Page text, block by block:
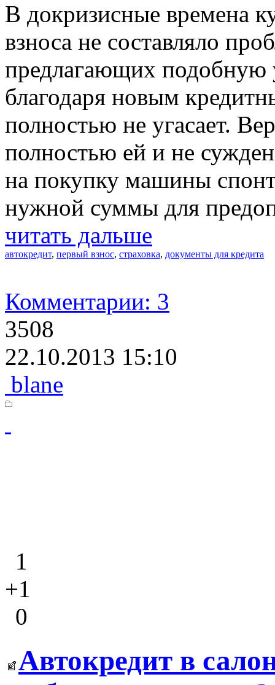
В докризисные времена
взноса не составляло
предлагающих подобную
благодаря новым
полностью не угасает.
полностью ей и не
на покупку машины
нужной суммы для
читать дальше
автокредит, первый взнос, страховка, документы для кредита
Комментарии: 3
3508
22.10.2013 15:10
blane
1
+1
0
Автокредит в